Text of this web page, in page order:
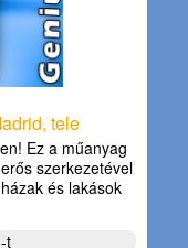
tele
Ez a műanyag
szerkezetével
és lakások
t